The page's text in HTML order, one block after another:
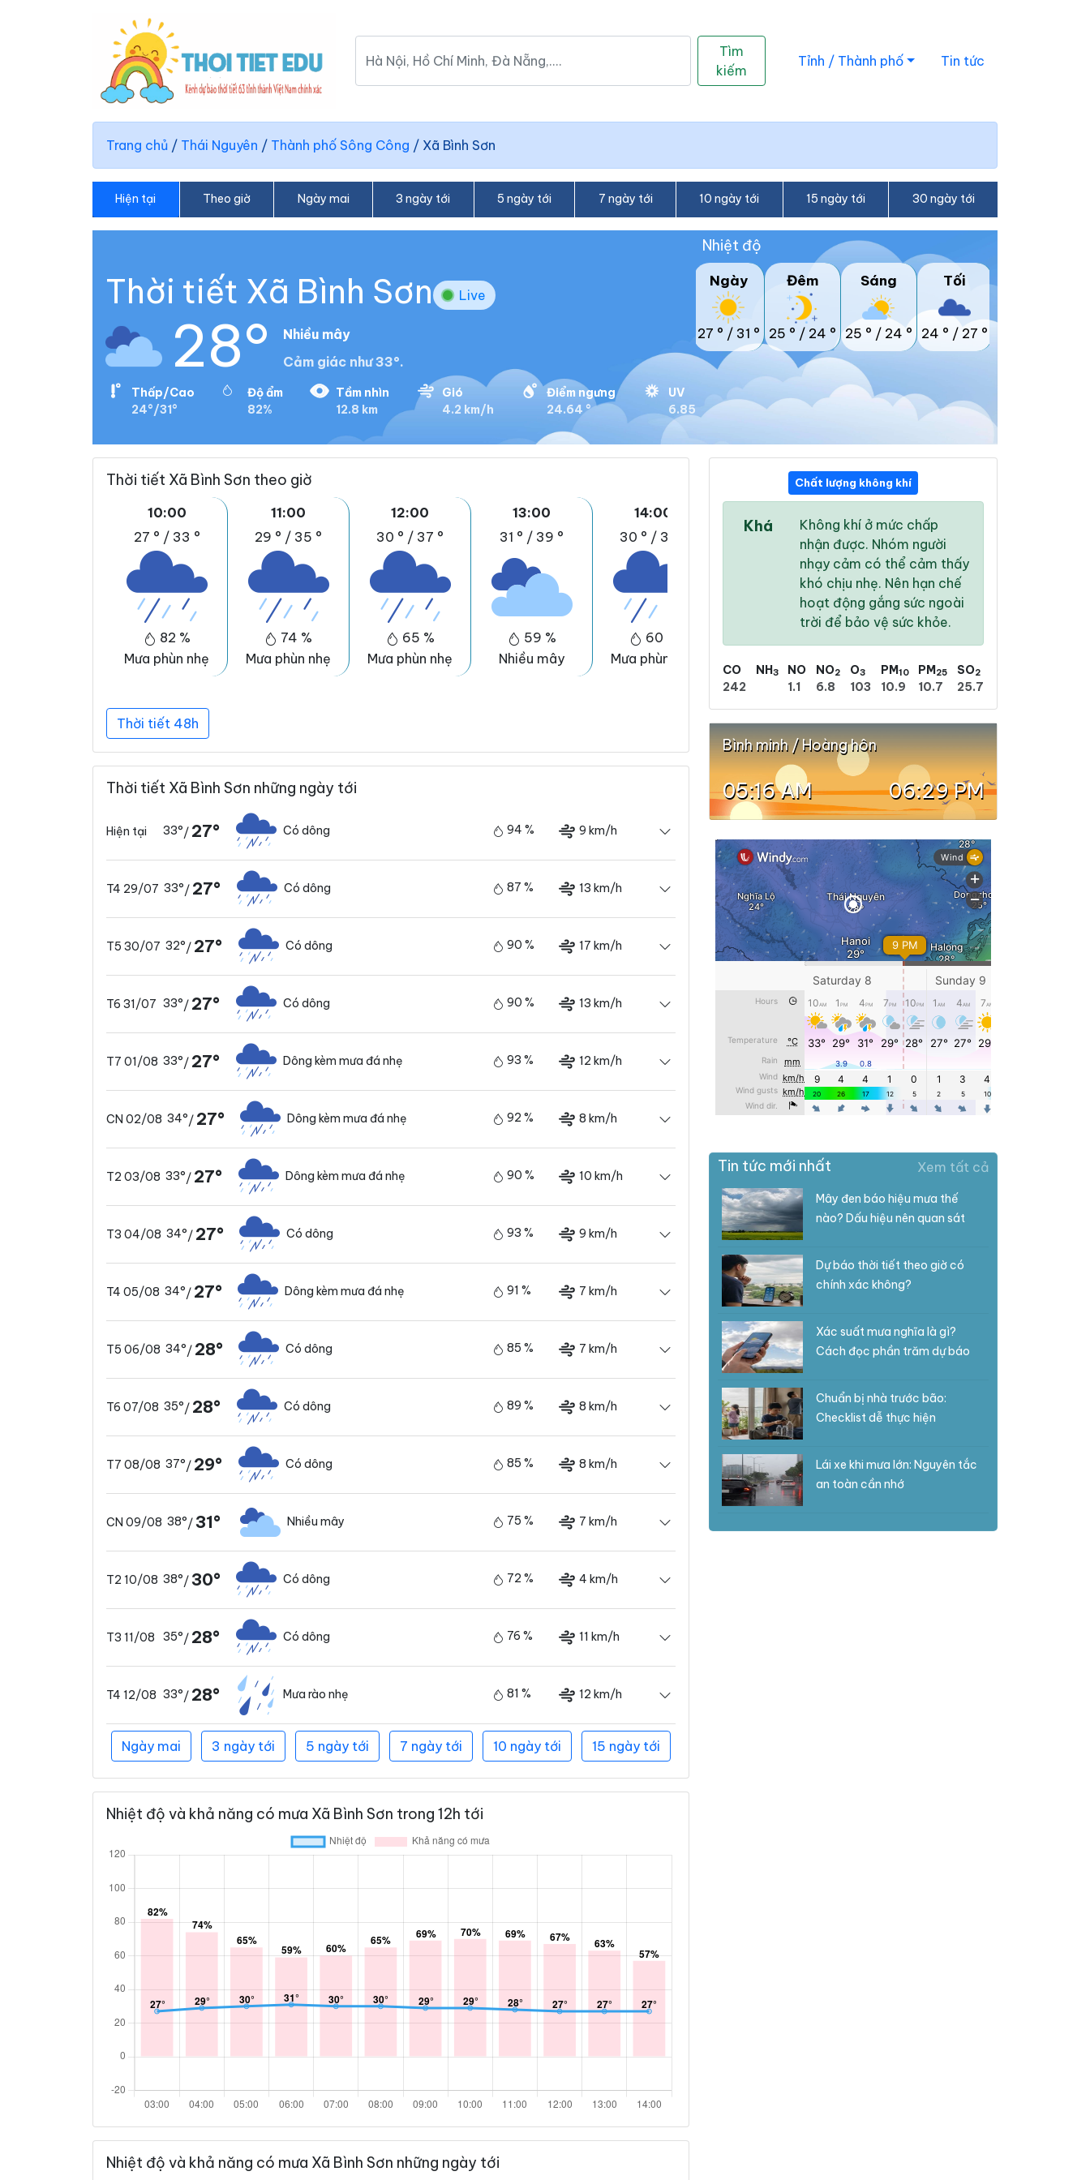
Tìm
kiếm
Tỉnh / Thành phố Tin tức
Trang chủ / Thái Nguyên / Thành phố Sông Công / Xã Bình Sơn
Hiện tại Theo giờ Ngày mai 3 ngày tới 5 ngày tới 7 ngày tới 10 ngày tới 15 ngày tới 30 ngày tới
Thời tiết Xã Bình Sơn Live
28°
Nhiều mây
Cảm giác như 33°.
Thấp/Cao
24°/31°
Độ ẩm
82%
Tầm nhìn
12.8 km
Gió
4.2 km/h
Điểm ngưng
24.64 °
UV
6.85
Nhiệt độ
Ngày
27 ° / 31 °
Đêm
25 ° / 24 °
Sáng
25 ° / 24 °
Tối
24 ° / 27 °
Thời tiết Xã Bình Sơn theo giờ
10:00
27 ° / 33 °
82 %
Mưa phùn nhẹ
11:00
29 ° / 35 °
74 %
Mưa phùn nhẹ
12:00
30 ° / 37 °
65 %
Mưa phùn nhẹ
13:00
31 ° / 39 °
59 %
Nhiều mây
14:00
30 ° / 37 °
60 %
Mưa phùn nhẹ
30 °/ 37 °
29 ° /
Thời tiết 48h
Thời tiết Xã Bình Sơn những ngày tới
Hiện tại 33°/ 27° Có dông 94 % 9 km/h
T4 29/07 33°/ 27° Có dông 87 % 13 km/h
T5 30/07 32°/ 27° Có dông 90 % 17 km/h
T6 31/07 33°/ 27° Có dông 90 % 13 km/h
T7 01/08 33°/ 27° Dông kèm mưa đá nhẹ 93 % 12 km/h
CN 02/08 34°/ 27° Dông kèm mưa đá nhẹ 92 % 8 km/h
T2 03/08 33°/ 27° Dông kèm mưa đá nhẹ 90 % 10 km/h
T3 04/08 34°/ 27° Có dông 93 % 9 km/h
T4 05/08 34°/ 27° Dông kèm mưa đá nhẹ 91 % 7 km/h
T5 06/08 34°/ 28° Có dông 85 % 7 km/h
T6 07/08 35°/ 28° Có dông 89 % 8 km/h
T7 08/08 37°/ 29° Có dông 85 % 8 km/h
CN 09/08 38°/31° Nhiều mây 75 % 7 km/h
T2 10/08 38°/30° Có dông 72 % 4 km/h
T3 11/08 35°/ 28° Có dông 76 % 11 km/h
T4 12/08 33°/ 28° Mưa rào nhẹ 81 % 12 km/h
Ngày mai 3 ngày tới 5 ngày tới 7 ngày tới 10 ngày tới 15 ngày tới
Nhiệt độ và khả năng có mưa Xã Bình Sơn trong 12h tới
Nhiệt độ và khả năng có mưa Xã Bình Sơn những ngày tới
Chất lượng không khí
Khá
Không khí ở mức chấp
nhận được. Nhóm người
nhạy cảm có thể cảm thấy
khó chịu nhẹ. Nên hạn chế
hoạt động gắng sức ngoài
trời để bảo vệ sức khỏe.
CO
242
NH3
NO
1.1
NO2
6.8
O3
103
PM10
10.9
PM25
10.7
SO2
25.7
Bình minh / Hoàng hôn
05:16 AM 06:29 PM
Tin tức mới nhất Xem tất cả
Mây đen báo hiệu mưa thế
nào? Dấu hiệu nên quan sát
Dự báo thời tiết theo giờ có
chính xác không?
Xác suất mưa nghĩa là gì?
Cách đọc phần trăm dự báo
Chuẩn bị nhà trước bão:
Checklist dễ thực hiện
Lái xe khi mưa lớn: Nguyên tắc
an toàn cần nhớ